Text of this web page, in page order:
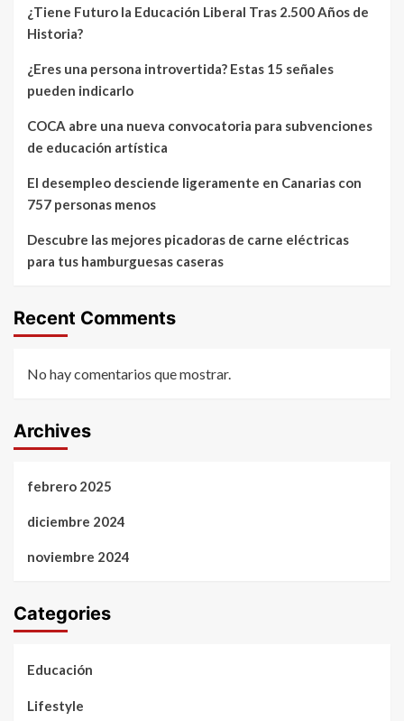
¿Tiene Futuro la Educación Liberal Tras 2.500 Años de
Historia?
¿Eres una persona introvertida? Estas 15 señales
pueden indicarlo
COCA abre una nueva convocatoria para subvenciones
de educación artística
El desempleo desciende ligeramente en Canarias con
757 personas menos
Descubre las mejores picadoras de carne eléctricas
para tus hamburguesas caseras
Recent Comments
No hay comentarios que mostrar.
Archives
febrero 2025
diciembre 2024
noviembre 2024
Categories
Educación
Lifestyle